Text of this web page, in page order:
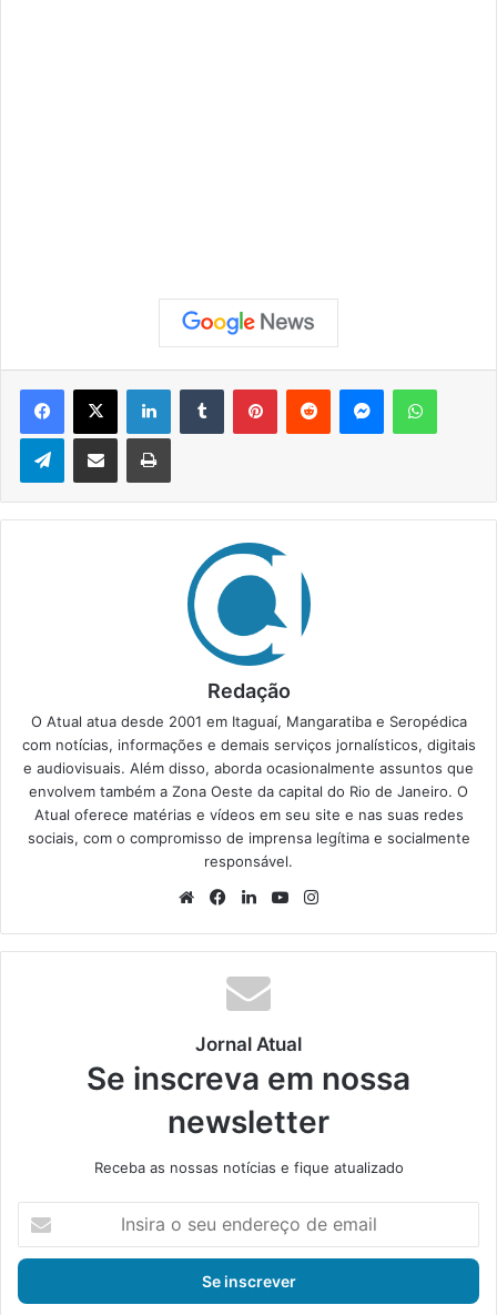
Telegram
Redação
O Atual atua desde 2001 em Itaguaí, Mangaratiba e Seropédica
com notícias, informações e demais serviços jornalísticos, digitais
e audiovisuais. Além disso, aborda ocasionalmente assuntos que
envolvem também a Zona Oeste da capital do Rio de Janeiro. O
Atual oferece matérias e vídeos em seu site e nas suas redes
sociais, com o compromisso de imprensa legítima e socialmente
responsável.
We
te
Fa
bo
ok
Lin
din
Yo
ub
ra
Jornal Atual
Se inscreva em nossa
newsletter
Receba as nossas notícias e fique atualizado
s
r